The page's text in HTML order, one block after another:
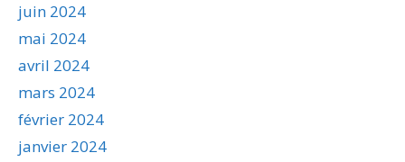
juin 2024
mai 2024
avril 2024
mars 2024
février 2024
janvier 2024